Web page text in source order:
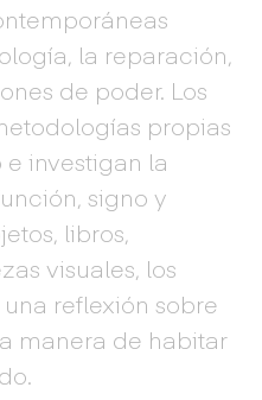
la reparación,
de poder. Los
propias
investigan la
signo y
libros,
visuales, los
reflexión sobre
manera de habitar